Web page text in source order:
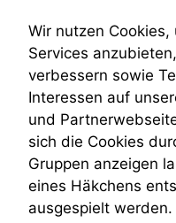
Teilungsklage
Venezuela
VRK
Zivilprozessordnung
ZPO
Zustellfiktion
Zuständigkeit
Öffentliches
Öffentlichkeitsprinzip
Wir nutzen
Services
verbessern sowie
Interessen auf
und
sich die Cookies
Gruppen anzeigen
eines Häkchens
ausgespielt